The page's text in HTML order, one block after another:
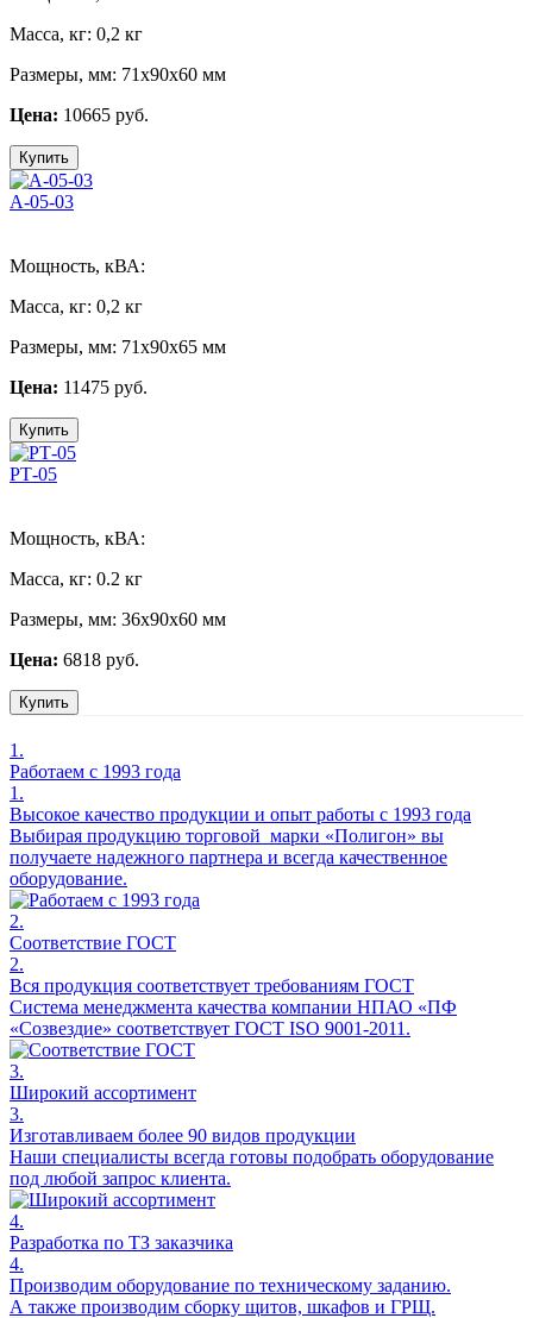
Масса, кг: 0,2 кг
Размеры, мм: 71х90х60 мм
Цена: 10665 руб.
Купить
А-05-03
Мощность, кВА:
Масса, кг: 0,2 кг
Размеры, мм: 71х90х65 мм
Цена: 11475 руб.
Купить
РТ-05
Мощность, кВА:
Масса, кг: 0.2 кг
Размеры, мм: 36х90х60 мм
Цена: 6818 руб.
Купить
1.
Работаем с 1993 года
1.
Высокое качество продукции и опыт работы с 1993 года
Выбирая продукцию торговой марки «Полигон» вы
получаете надежного партнера и всегда качественное
оборудование.
2.
Соответствие ГОСТ
2.
Вся продукция соответствует требованиям ГОСТ
Система менеджмента качества компании НПАО «ПФ
«Созвездие» соответствует ГОСТ ISO 9001-2011.
3.
Широкий ассортимент
3.
Изготавливаем более 90 видов продукции
Наши специалисты всегда готовы подобрать оборудование
под любой запрос клиента.
4.
Разработка по ТЗ заказчика
4.
Производим оборудование по техническому заданию.
А также производим сборку щитов, шкафов и ГРЩ.